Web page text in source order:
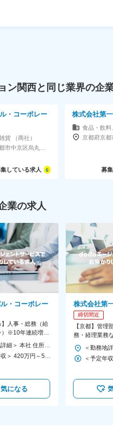
ン関西と同じ業界の企
・コーポレー
貨 （商社）
京都府京都市中京区烏丸通錦小路上る手洗水町670京都フクトクビル8F
している求人 6
株式会社第
募
業の求人
・コーポレー
】人事・総務（給
）※10年連続増収
年休125日／残業
＜勤務地詳細＞ 本社 住所：京都府京都市中京区烏丸通錦小路上る手洗水町670 京都フクトクビル8F 勤務地最寄駅：地下鉄烏丸線線／四条駅 受動喫煙対策：屋内全面禁煙 変更の範囲：会社の定める事業所
＜予定年収＞ 420万円～520万円 ＜賃金形態＞ 月給制 ＜賃金内訳＞ 月額（基本給）：243,038円～307,848円 固定残業手当/月：56,962円～72,152円（固定残業時間30時間0分/月） 超過した時間外労働の残業手当は追加支給 ＜月給＞ 300,000円～380,000円（一律手当を含む） ＜昇給有無＞ 有 ＜残業手当＞ 有 ＜給与補足＞ 基本給には固定残業代は含まれていません。 固定残業代として：（56,962円～72,152円/30時間分）残業が無い場合も支給し、超過分は別途支給します。 実質的な平均残業時間は20時間程度です。 また水曜日はノー残業デーです。 賃金はあくまでも目安の金額であり、選考を通じて上下する可能性があります。 月給(月額)は固定手当を含めた表記です。
気になる
株式会社第
締切間近
【京都】管理
務・経理業務
◆食品素材・
業界未経験歓迎